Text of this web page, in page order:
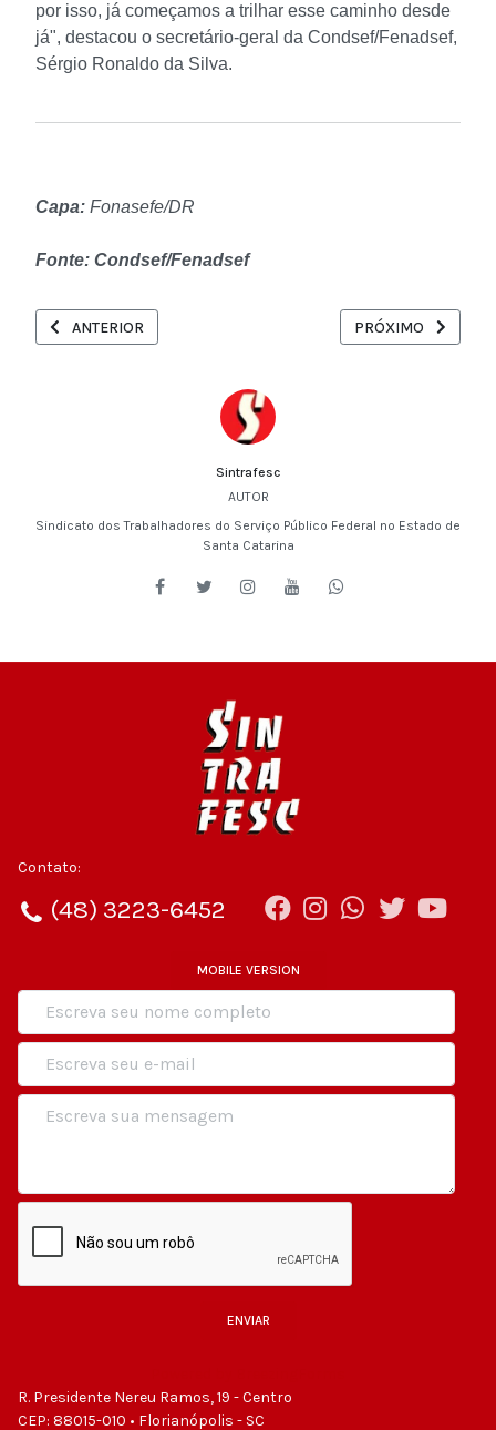
Sintrafesc
AUTOR
Sindicato dos Trabalhadores do Serviço Público Federal no Estado de
Santa Catarina
por isso, já começamos a trilhar esse caminho desde
já", destacou o secretário-geral da Condsef/Fenadsef,
Sérgio Ronaldo da Silva.
Capa: Fonasefe/DR
Fonte: Condsef/Fenadsef
ARTIGO ANTERIOR: FRENTE PARLAMENTAR EM DEFESA DO
ANTERIOR PRÓXIMO ARTIGO:
PRÓXIMO
Contato:
(48) 3223-6452
MOBILE VERSION
ENVIAR
R. Presidente Nereu Ramos, 19 - Centro
CEP: 88015-010 • Florianópolis - SC